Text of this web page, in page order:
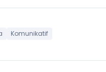
Komunikatif